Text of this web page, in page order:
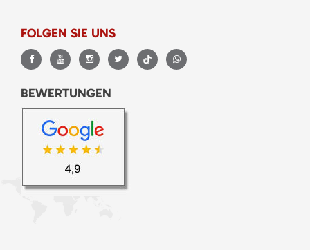
FOLGEN SIE UNS
BEWERTUNGEN